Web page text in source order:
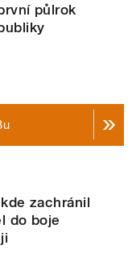
půlrok
zachránil
do boje